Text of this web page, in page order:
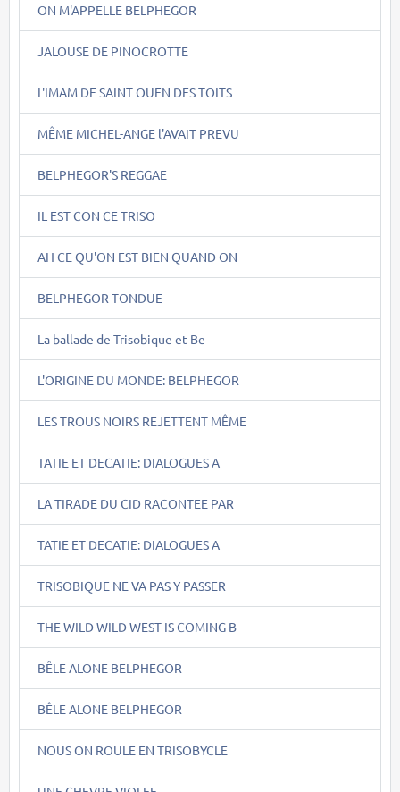
ON M'APPELLE BELPHEGOR
JALOUSE DE PINOCROTTE
L'IMAM DE SAINT OUEN DES TOITS
MÊME MICHEL-ANGE l'AVAIT PREVU
BELPHEGOR'S REGGAE
IL EST CON CE TRISO
AH CE QU'ON EST BIEN QUAND ON
BELPHEGOR TONDUE
La ballade de Trisobique et Be
L'ORIGINE DU MONDE: BELPHEGOR
LES TROUS NOIRS REJETTENT MÊME
TATIE ET DECATIE: DIALOGUES A
LA TIRADE DU CID RACONTEE PAR
TATIE ET DECATIE: DIALOGUES A
TRISOBIQUE NE VA PAS Y PASSER
THE WILD WILD WEST IS COMING B
BÊLE ALONE BELPHEGOR
BÊLE ALONE BELPHEGOR
NOUS ON ROULE EN TRISOBYCLE